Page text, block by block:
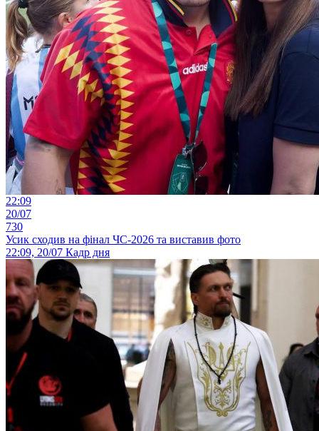
22:09
20/07
730
Усик сходив на фінал ЧС-2026 та виставив фото
22:09, 20/07 Кадр дня